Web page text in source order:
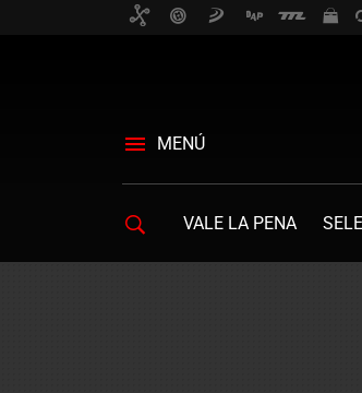
MENÚ
VALE LA PENA